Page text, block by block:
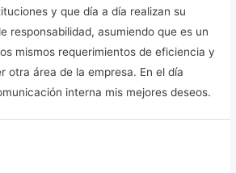
y que día a día realizan su
responsabilidad, asumiendo que es un
mismos requerimientos de eficiencia y
otra área de la empresa. En el día
interna mis mejores deseos.